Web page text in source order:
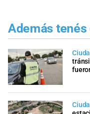
Además tenés